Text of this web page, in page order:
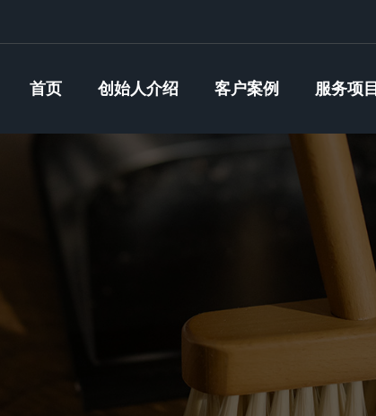
首页 创始人介绍 客户案例 服务项目